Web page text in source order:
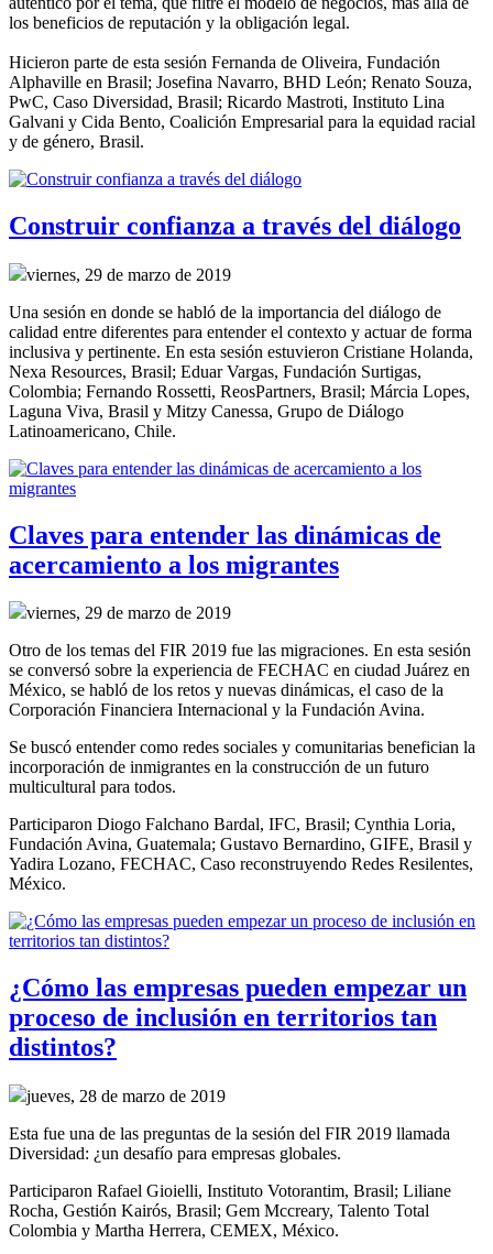
los beneficios de reputación y la obligación legal.
Hicieron parte de esta sesión Fernanda de Oliveira, Fundación
Alphaville en Brasil; Josefina Navarro, BHD León; Renato Souza,
PwC, Caso Diversidad, Brasil; Ricardo Mastroti, Instituto Lina
Galvani y Cida Bento, Coalición Empresarial para la equidad racial
y de género, Brasil.
Construir confianza a través del diálogo
viernes, 29 de marzo de 2019
Una sesión en donde se habló de la importancia del diálogo de
calidad entre diferentes para entender el contexto y actuar de forma
inclusiva y pertinente. En esta sesión estuvieron Cristiane Holanda,
Nexa Resources, Brasil; Eduar Vargas, Fundación Surtigas,
Colombia; Fernando Rossetti, ReosPartners, Brasil; Márcia Lopes,
Laguna Viva, Brasil y Mitzy Canessa, Grupo de Diálogo
Latinoamericano, Chile.
Claves para entender las dinámicas de
acercamiento a los migrantes
viernes, 29 de marzo de 2019
Otro de los temas del FIR 2019 fue las migraciones. En esta sesión
se conversó sobre la experiencia de FECHAC en ciudad Juárez en
México, se habló de los retos y nuevas dinámicas, el caso de la
Corporación Financiera Internacional y la Fundación Avina.
Se buscó entender como redes sociales y comunitarias benefician la
incorporación de inmigrantes en la construcción de un futuro
multicultural para todos.
Participaron Diogo Falchano Bardal, IFC, Brasil; Cynthia Loria,
Fundación Avina, Guatemala; Gustavo Bernardino, GIFE, Brasil y
Yadira Lozano, FECHAC, Caso reconstruyendo Redes Resilentes,
México.
¿Cómo las empresas pueden empezar un
proceso de inclusión en territorios tan
distintos?
jueves, 28 de marzo de 2019
Esta fue una de las preguntas de la sesión del FIR 2019 llamada
Diversidad: ¿un desafío para empresas globales.
Participaron Rafael Gioielli, Instituto Votorantim, Brasil; Liliane
Rocha, Gestión Kairós, Brasil; Gem Mccreary, Talento Total
Colombia y Martha Herrera, CEMEX, México.